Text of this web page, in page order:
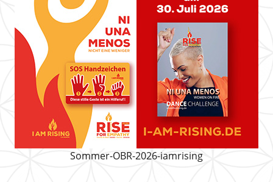
Sommer-OBR-2026-iamrising